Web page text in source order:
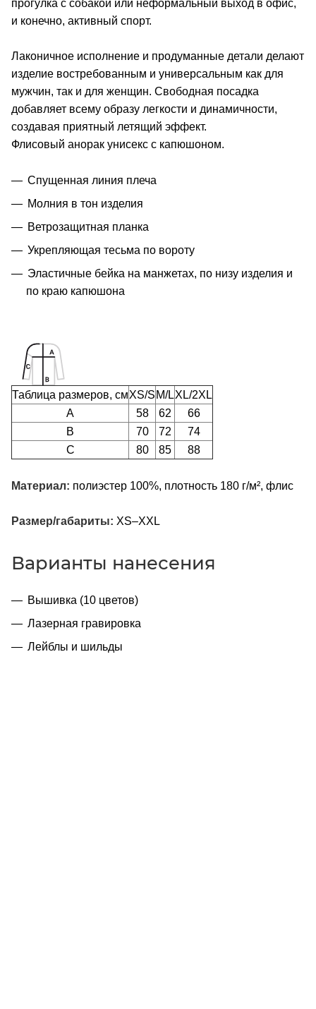
прогулка с собакой или неформальный выход в офис,
и конечно, активный спорт.
Лаконичное исполнение и продуманные детали делают
изделие востребованным и универсальным как для
мужчин, так и для женщин. Свободная посадка
добавляет всему образу легкости и динамичности,
создавая приятный летящий эффект.
Флисовый анорак унисекс с капюшоном.
Спущенная линия плеча
Молния в тон изделия
Ветрозащитная планка
Укрепляющая тесьма по вороту
Эластичные бейка на манжетах, по низу изделия и
по краю капюшона
Таблица размеров, смXS/S M/LXL/2XL
A
58 62
66
B
70 72
74
C
80 85 88
Материал: полиэстер 100%, плотность 180 г/м², флис
Размер/габариты: XS–XXL
Варианты нанесения
Вышивка (10 цветов)
Лазерная гравировка
Лейблы и шильды